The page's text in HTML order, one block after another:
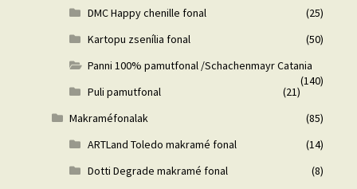
DMC Happy chenille fonal
(25)
Kartopu zsenília fonal
(50)
Panni 100% pamutfonal /Schachenmayr Catania
(140)
Puli pamutfonal
(21)
Makraméfonalak
(85)
ARTLand Toledo makramé fonal
(14)
Dotti Degrade makramé fonal
(8)